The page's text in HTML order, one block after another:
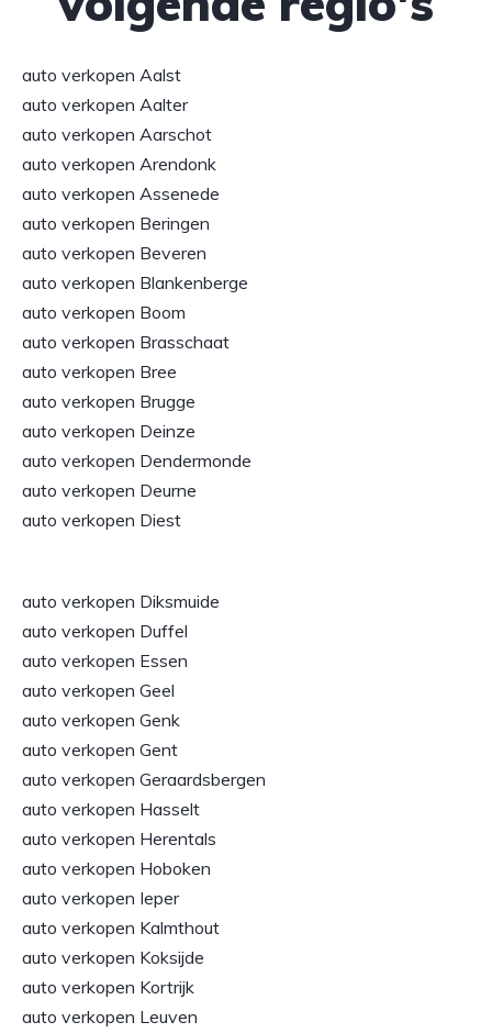
auto verkopen Aalst
auto verkopen Aalter
auto verkopen Aarschot
auto verkopen Arendonk
auto verkopen Assenede
auto verkopen Beringen
auto verkopen Beveren
auto verkopen Blankenberge
auto verkopen Boom
auto verkopen Brasschaat
auto verkopen Bree
auto verkopen Brugge
auto verkopen Deinze
auto verkopen Dendermonde
auto verkopen Deurne
auto verkopen Diest
auto verkopen Diksmuide
auto verkopen Duffel
auto verkopen Essen
auto verkopen Geel
auto verkopen Genk
auto verkopen Gent
auto verkopen Geraardsbergen
auto verkopen Hasselt
auto verkopen Herentals
auto verkopen Hoboken
auto verkopen Ieper
auto verkopen Kalmthout
auto verkopen Koksijde
auto verkopen Kortrijk
auto verkopen Leuven